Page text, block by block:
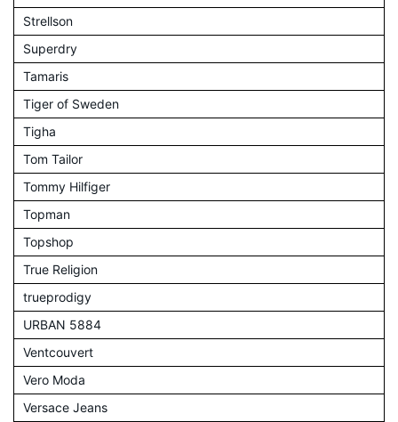
Strellson
Superdry
Tamaris
Tiger of Sweden
Tigha
Tom Tailor
Tommy Hilfiger
Topman
Topshop
True Religion
trueprodigy
URBAN 5884
Ventcouvert
Vero Moda
Versace Jeans